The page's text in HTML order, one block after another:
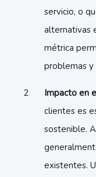
servicio, o
alternativas
métrica
problemas y
Impacto en
clientes es
sostenible.
existentes.